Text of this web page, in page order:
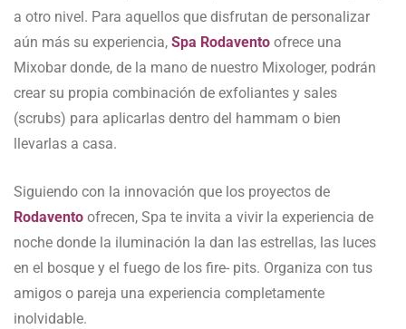
a otro nivel. Para aquellos que disfrutan de personalizar
aún más su experiencia, Spa Rodavento ofrece una
Mixobar donde, de la mano de nuestro Mixologer, podrán
crear su propia combinación de exfoliantes y sales
(scrubs) para aplicarlas dentro del hammam o bien
llevarlas a casa.
Siguiendo con la innovación que los proyectos de
Rodavento ofrecen, Spa te invita a vivir la experiencia de
noche donde la iluminación la dan las estrellas, las luces
en el bosque y el fuego de los fire- pits. Organiza con tus
amigos o pareja una experiencia completamente
inolvidable.